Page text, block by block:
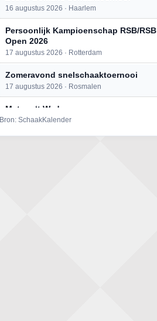
16 augustus 2026 · Haarlem
Persoonlijk Kampioenschap RSB/RSB
Open 2026
17 augustus 2026 · Rotterdam
Zomeravond snelschaaktoernooi
17 augustus 2026 · Rosmalen
Mat op ‘t Wad
22 augustus 2026 · Den Burg, Texel
Bron: SchaakKalender